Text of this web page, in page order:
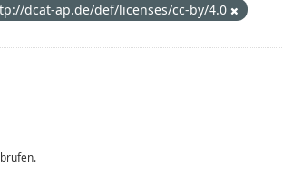
dcat-ap.de/def/licenses/cc-by/4.0